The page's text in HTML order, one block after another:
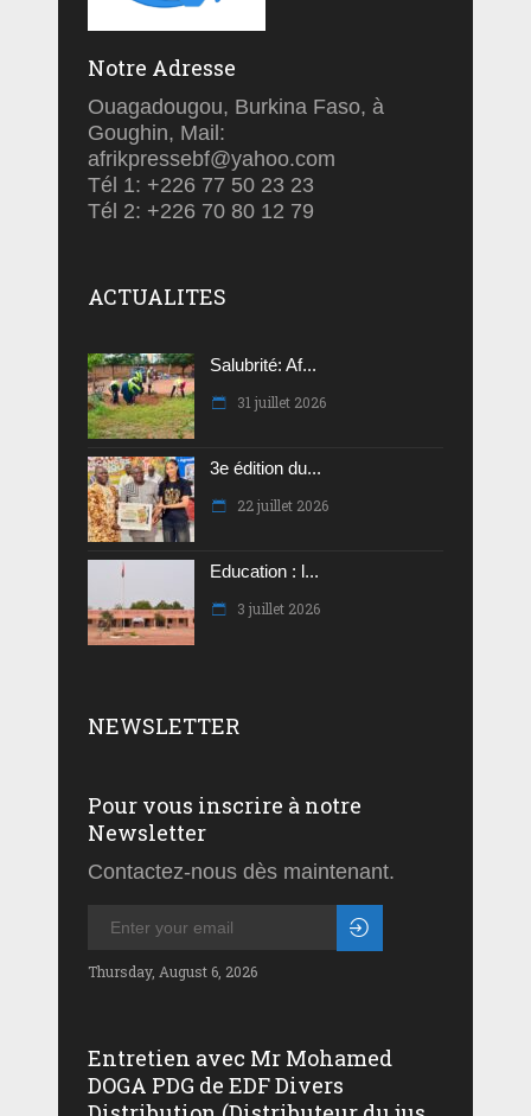
Notre Adresse
Ouagadougou, Burkina Faso, à
Goughin, Mail:
afrikpressebf@yahoo.com
Tél 1: +226 77 50 23 23
Tél 2: +226 70 80 12 79
ACTUALITES
Salubrité: Af...
31 juillet 2026
3e édition du...
22 juillet 2026
Education : l...
3 juillet 2026
NEWSLETTER
Pour vous inscrire à notre
Newsletter
Contactez-nous dès maintenant.
Thursday, August 6, 2026
Entretien avec Mr Mohamed
DOGA PDG de EDF Divers